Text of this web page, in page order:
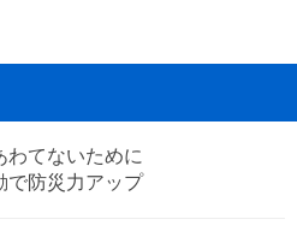
わてないために
で防災力アップ